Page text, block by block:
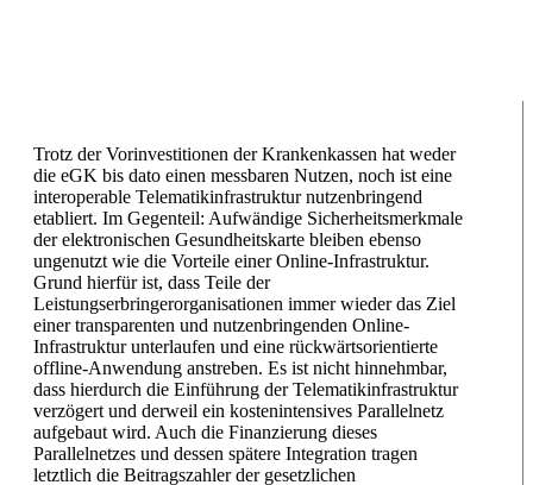
Trotz der Vorinvestitionen der Krankenkassen hat weder
die eGK bis dato einen messbaren Nutzen, noch ist eine
interoperable Telematikinfrastruktur nutzenbringend
etabliert. Im Gegenteil: Aufwändige Sicherheitsmerkmale
der elektronischen Gesundheitskarte bleiben ebenso
ungenutzt wie die Vorteile einer Online-Infrastruktur.
Grund hierfür ist, dass Teile der
Leistungserbringerorganisationen immer wieder das Ziel
einer transparenten und nutzenbringenden Online-
Infrastruktur unterlaufen und eine rückwärtsorientierte
offline-Anwendung anstreben. Es ist nicht hinnehmbar,
dass hierdurch die Einführung der Telematikinfrastruktur
verzögert und derweil ein kostenintensives Parallelnetz
aufgebaut wird. Auch die Finanzierung dieses
Parallelnetzes und dessen spätere Integration tragen
letztlich die Beitragszahler der gesetzlichen